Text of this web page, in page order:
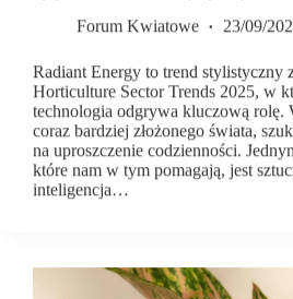
Forum Kwiatowe
23/09/
Radiant Energy to trend stylistyczny
Horticulture Sector Trends 2025, w
technologia odgrywa kluczową rolę.
coraz bardziej złożonego świata,
na uproszczenie codzienności.
które nam w tym pomagają, jest
inteligencja…